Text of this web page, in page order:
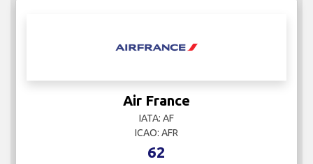
Air France
IATA: AF
ICAO: AFR
62